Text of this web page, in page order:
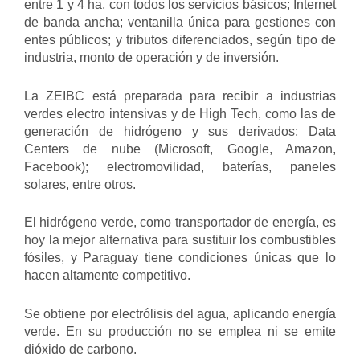
entre 1 y 4 ha, con todos los servicios básicos; Internet
de banda ancha; ventanilla única para gestiones con
entes públicos; y tributos diferenciados, según tipo de
industria, monto de operación y de inversión.
La ZEIBC está preparada para recibir a industrias
verdes electro intensivas y de High Tech, como las de
generación de hidrógeno y sus derivados; Data
Centers de nube (Microsoft, Google, Amazon,
Facebook); electromovilidad, baterías, paneles
solares, entre otros.
El hidrógeno verde, como transportador de energía, es
hoy la mejor alternativa para sustituir los combustibles
fósiles, y Paraguay tiene condiciones únicas que lo
hacen altamente competitivo.
Se obtiene por electrólisis del agua, aplicando energía
verde. En su producción no se emplea ni se emite
dióxido de carbono.